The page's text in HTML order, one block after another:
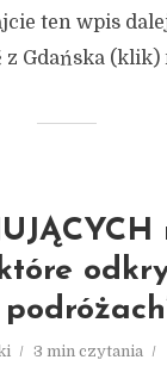
ten wpis
Gdańska (klik)
3 min czytania